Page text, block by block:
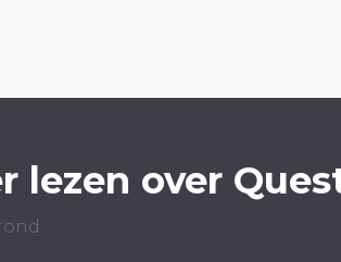
lezen over